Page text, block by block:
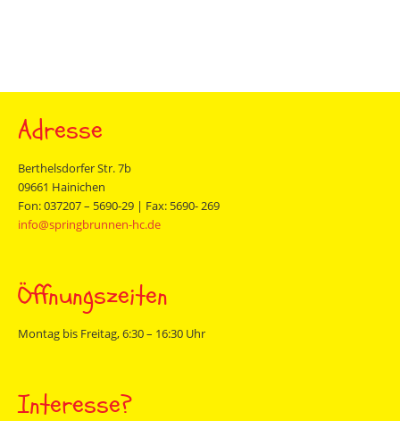
Adresse
Berthelsdorfer Str. 7b
09661 Hainichen
Fon: 037207 – 5690-29 | Fax: 5690- 269
info@springbrunnen-hc.de
Öffnungszeiten
Montag bis Freitag, 6:30 – 16:30 Uhr
Interesse?